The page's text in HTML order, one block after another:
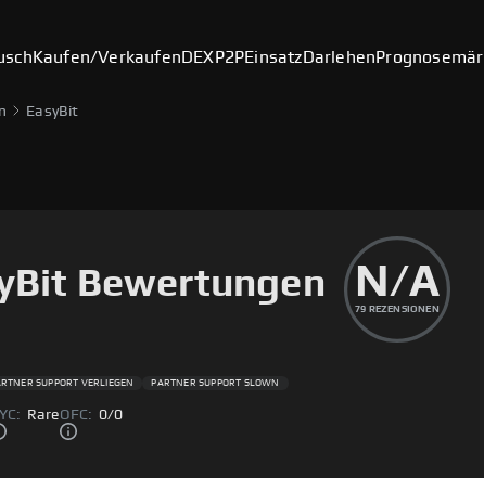
Kaufen/Verkaufen DEXP2PEinsatz Darlehen
EasyBit
Bewertungen
SUPPORT VERLIEGEN PARTNER SUPPORT SLOWN
N/A
79 REZENSIONEN
RareOFC: 0/0